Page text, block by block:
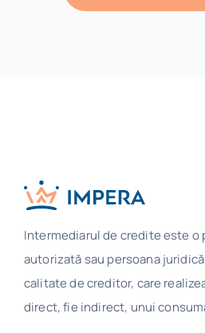
Intermediarul de credite este o
autorizată sau persoana
calitate de creditor, care
direct, fie indirect, unui